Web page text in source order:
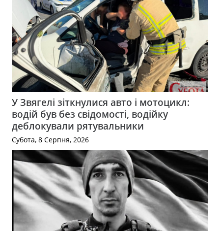
У Звягелі зіткнулися авто і мотоцикл:
водій був без свідомості, водійку
деблокували рятувальники
Субота, 8 Серпня, 2026